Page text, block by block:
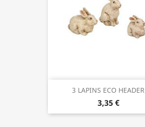
3 LAPINS ECO HEADER
3,35 €